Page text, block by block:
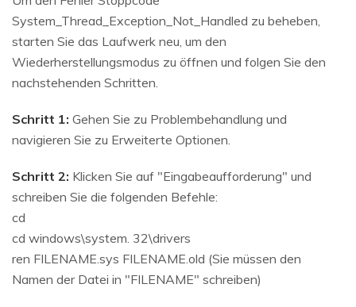
System_Thread_Exception_Not_Handled zu beheben,
starten Sie das Laufwerk neu, um den
Wiederherstellungsmodus zu öffnen und folgen Sie den
nachstehenden Schritten.
Schritt 1: Gehen Sie zu Problembehandlung und
navigieren Sie zu Erweiterte Optionen.
Schritt 2: Klicken Sie auf "Eingabeaufforderung" und
schreiben Sie die folgenden Befehle:
cd
cd windows\system. 32\drivers
ren FILENAME.sys FILENAME.old (Sie müssen den
Namen der Datei in "FILENAME" schreiben)